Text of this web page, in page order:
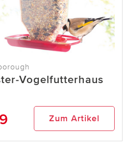
Vogelfutterhaus
Zum Artikel